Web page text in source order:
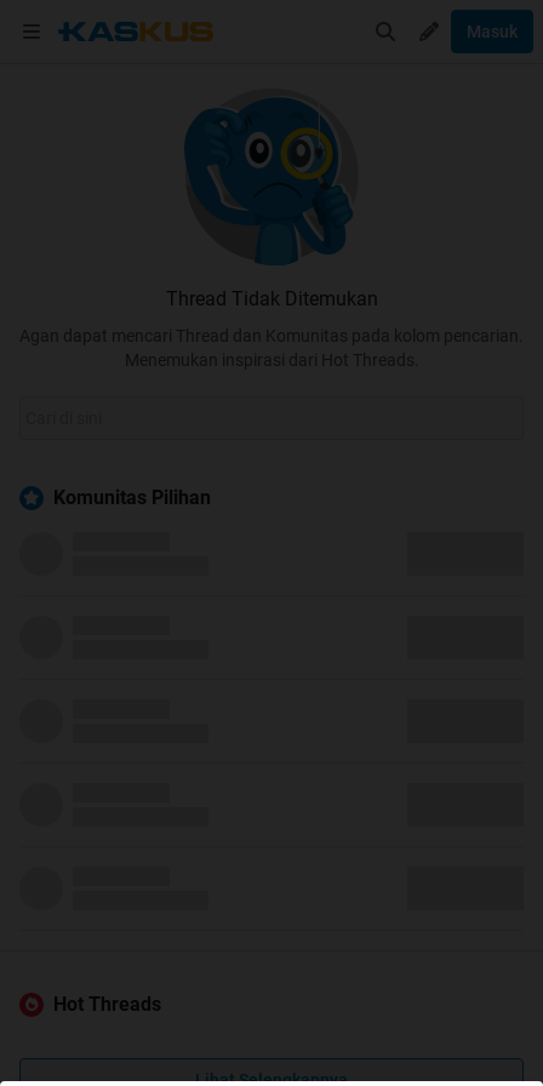
Masuk
Thread Tidak Ditemukan
Agan dapat mencari Thread dan Komunitas pada kolom pencarian.
Menemukan inspirasi dari Hot Threads.
Komunitas Pilihan
Hot Threads
Lihat Selengkapnya